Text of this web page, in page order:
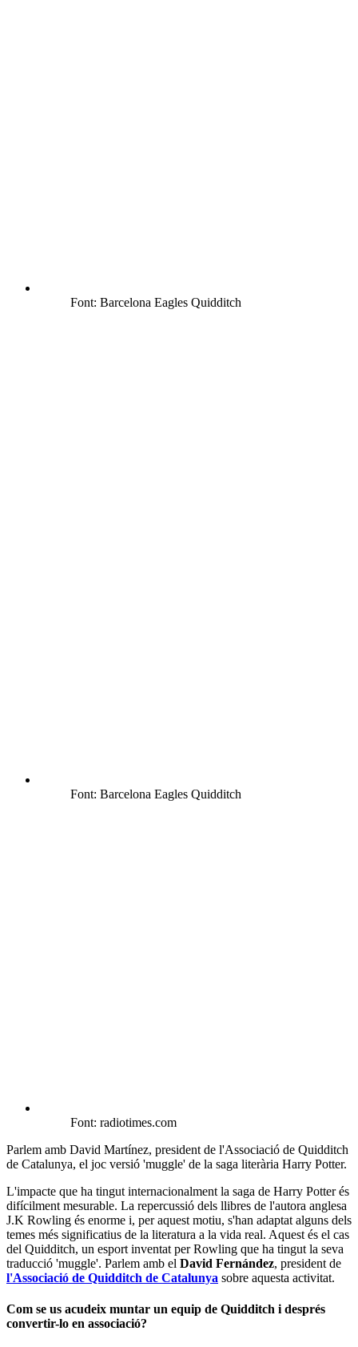
Font: Barcelona Eagles Quidditch
Font: Barcelona Eagles Quidditch
Font: radiotimes.com
Parlem amb David Martínez, president de l'Associació de Quidditch
de Catalunya, el joc versió 'muggle' de la saga literària Harry Potter.
L'impacte que ha tingut internacionalment la saga de Harry Potter és
difícilment mesurable. La repercussió dels llibres de l'autora anglesa
J.K Rowling és enorme i, per aquest motiu, s'han adaptat alguns dels
temes més significatius de la literatura a la vida real. Aquest és el cas
del Quidditch, un esport inventat per Rowling que ha tingut la seva
traducció 'muggle'. Parlem amb el David Fernández, president de
l'Associació de Quidditch de Catalunya sobre aquesta activitat.
Com se us acudeix muntar un equip de Quidditch i després
convertir-lo en associació?